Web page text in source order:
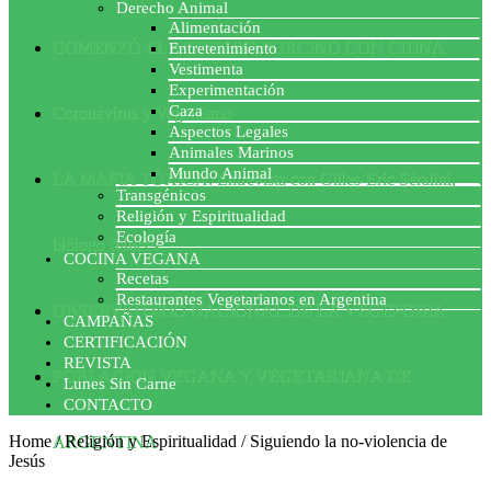
COMENZÓ EL ACUERDO PORCINO CON CHINA
Coronavirus y Veganismo
LA MAFIA TÓXICA: Entrevista con Gilles-Eric Séralini,
biólogo francés
OBSERVATORIO NACIONAL DE LA VEGEFOBIA
POBLACION VEGANA Y VEGETARIANA DE
ARGENTINA
Derecho Animal
Alimentación
Entretenimiento
Vestimenta
Experimentación
Caza
Aspectos Legales
Animales Marinos
Mundo Animal
Transgénicos
Religión y Espiritualidad
Ecología
COCINA VEGANA
Recetas
Restaurantes Vegetarianos en Argentina
CAMPAÑAS
CERTIFICACIÓN
REVISTA
Lunes Sin Carne
CONTACTO
Home/Religión y Espiritualidad / Siguiendo la no-violencia de
Jesús